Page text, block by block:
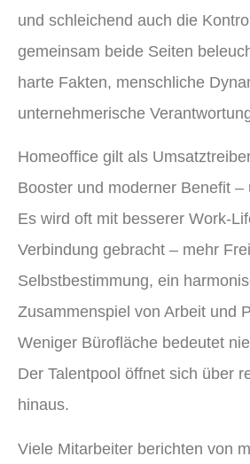
und schleichend auch die
gemeinsam beide Seiten
harte Fakten, menschliche
unternehmerische
Homeoffice gilt als
Booster und moderner Benefit –
Es wird oft mit besserer Work-
Verbindung gebracht – mehr
Selbstbestimmung, ein
Zusammenspiel von Arbeit und
Weniger Bürofläche bedeutet
Der Talentpool öffnet sich über
hinaus.
Viele Mitarbeiter berichten von